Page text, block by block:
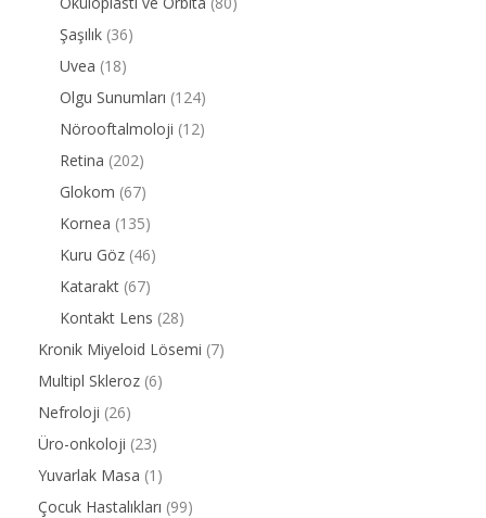
Şaşılık (36)
Uvea (18)
Olgu Sunumları (124)
Nörooftalmoloji (12)
Retina (202)
Glokom (67)
Kornea (135)
Kuru Göz (46)
Katarakt (67)
Kontakt Lens (28)
Kronik Miyeloid Lösemi (7)
Multipl Skleroz (6)
Nefroloji (26)
Üro-onkoloji (23)
Yuvarlak Masa (1)
Çocuk Hastalıkları (99)